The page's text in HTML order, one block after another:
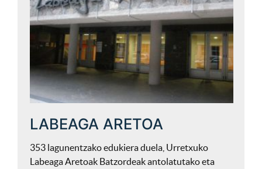
LABEAGA ARETOA
353 lagunentzako edukiera duela, Urretxuko
Labeaga Aretoak Batzordeak antolatutako eta